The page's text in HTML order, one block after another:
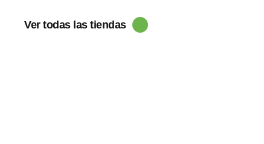
Ver todas las tiendas